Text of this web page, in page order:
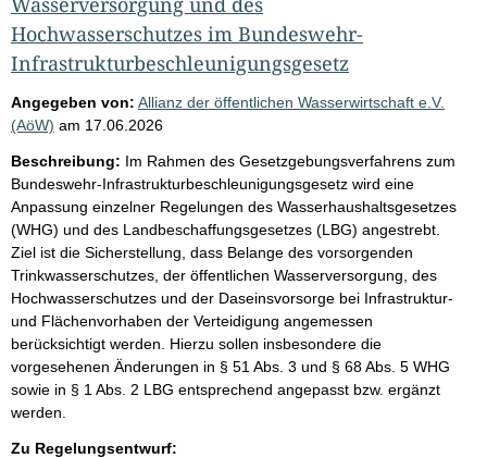
Hochwasserschutzes im Bundeswehr-
Infrastrukturbeschleunigungsgesetz
Angegeben von: Allianz der öffentlichen Wasserwirtschaft e.V.
(AöW) am 17.06.2026
Beschreibung: Im Rahmen des Gesetzgebungsverfahrens zum
Bundeswehr-Infrastrukturbeschleunigungsgesetz wird eine
Anpassung einzelner Regelungen des Wasserhaushaltsgesetzes
(WHG) und des Landbeschaffungsgesetzes (LBG) angestrebt.
Ziel ist die Sicherstellung, dass Belange des vorsorgenden
Trinkwasserschutzes, der öffentlichen Wasserversorgung, des
Hochwasserschutzes und der Daseinsvorsorge bei Infrastruktur-
und Flächenvorhaben der Verteidigung angemessen
berücksichtigt werden. Hierzu sollen insbesondere die
vorgesehenen Änderungen in § 51 Abs. 3 und § 68 Abs. 5 WHG
sowie in § 1 Abs. 2 LBG entsprechend angepasst bzw. ergänzt
werden.
Zu Regelungsentwurf: